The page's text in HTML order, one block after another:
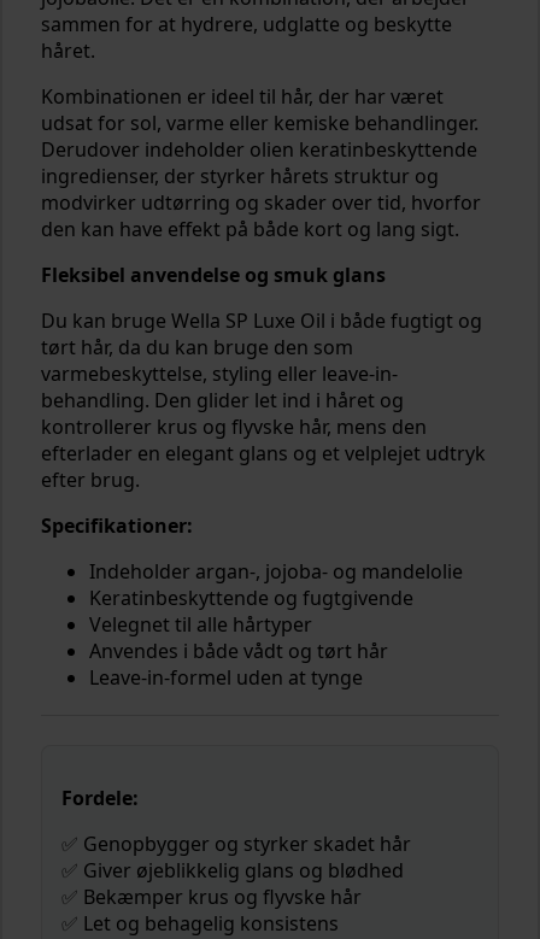
sammen for at hydrere, udglatte og beskytte
håret.
Kombinationen er ideel til hår, der har været
udsat for sol, varme eller kemiske behandlinger.
Derudover indeholder olien keratinbeskyttende
ingredienser, der styrker hårets struktur og
modvirker udtørring og skader over tid, hvorfor
den kan have effekt på både kort og lang sigt.
Fleksibel anvendelse og smuk glans
Du kan bruge Wella SP Luxe Oil i både fugtigt og
tørt hår, da du kan bruge den som
varmebeskyttelse, styling eller leave-in-
behandling. Den glider let ind i håret og
kontrollerer krus og flyvske hår, mens den
efterlader en elegant glans og et velplejet udtryk
efter brug.
Specifikationer:
Indeholder argan-, jojoba- og mandelolie
Keratinbeskyttende og fugtgivende
Velegnet til alle hårtyper
Anvendes i både vådt og tørt hår
Leave-in-formel uden at tynge
Fordele:
✅ Genopbygger og styrker skadet hår
✅ Giver øjeblikkelig glans og blødhed
✅ Bekæmper krus og flyvske hår
✅ Let og behagelig konsistens